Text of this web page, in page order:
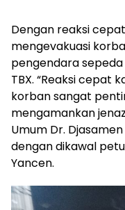
Dengan reaksi
mengevakuasi
pengendara
TBX. “Reaksi cepat
korban sangat
mengamankan
Umum Dr.
dengan dikawal
Yancen.